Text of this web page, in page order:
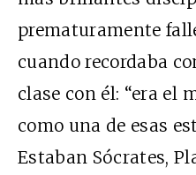
prematuramente
cuando recordaba
clase con él: “era el
como una de esas
Estaban Sócrates,